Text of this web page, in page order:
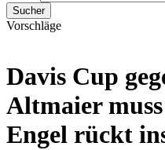
Sucher
Vorschläge
Davis Cup
Altmaier
Engel rückt